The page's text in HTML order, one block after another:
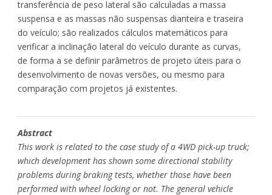
transferência de peso lateral são calculadas a massa
suspensa e as massas não suspensas dianteira e traseira
do veículo; são realizados cálculos matemáticos para
verificar a inclinação lateral do veículo durante as curvas,
de forma a se definir parâmetros de projeto úteis para o
desenvolvimento de novas versões, ou mesmo para
comparação com projetos já existentes.
Abstract
This work is related to the case study of a 4WD pick-up truck;
which development has shown some directional stability
problems during braking tests, whether those have been
performed with wheel locking or not. The general vehicle